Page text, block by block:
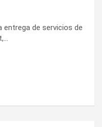
entrega de servicios de